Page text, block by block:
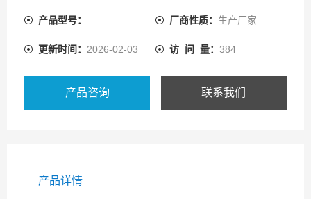
产品型号： 厂商性质： 生产厂家
更新时间： 2026-02-03 访 问 量： 384
产品咨询 联系我们
产品详情